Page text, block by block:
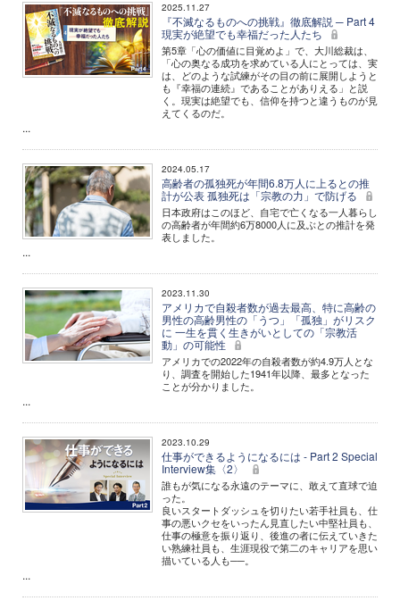
2025.11.27
『不滅なるものへの挑戦』徹底解説 ─ Part 4
現実が絶望でも幸福だった人たち
第5章「心の価値に目覚めよ」で、大川総裁は、
「心の奥なる成功を求めている人にとっては、実
は、どのような試練がその目の前に展開しようと
も『幸福の連続』であることがありえる」と説
く。現実は絶望でも、信仰を持つと違うものが見
えてくるのだ。
...
2024.05.17
高齢者の孤独死が年間6.8万人に上るとの推
計が公表 孤独死は「宗教の力」で防げる
日本政府はこのほど、自宅で亡くなる一人暮らし
の高齢者が年間約6万8000人に及ぶとの推計を発
表しました。
...
2023.11.30
アメリカで自殺者数が過去最高、特に高齢の
男性の高齢男性の「うつ」「孤独」がリスク
に 一生を貫く生きがいとしての「宗教活
動」の可能性
アメリカでの2022年の自殺者数が約4.9万人とな
り、調査を開始した1941年以降、最多となった
ことが分かりました。
...
2023.10.29
仕事ができるようになるには - Part 2 Special
Interview集〈2〉
誰もが気になる永遠のテーマに、敢えて直球で迫
った。
良いスタートダッシュを切りたい若手社員も、仕
事の悪いクセをいったん見直したい中堅社員も、
仕事の極意を振り返り、後進の者に伝えていきた
い熟練社員も、生涯現役で第二のキャリアを思い
描いている人も──。
...